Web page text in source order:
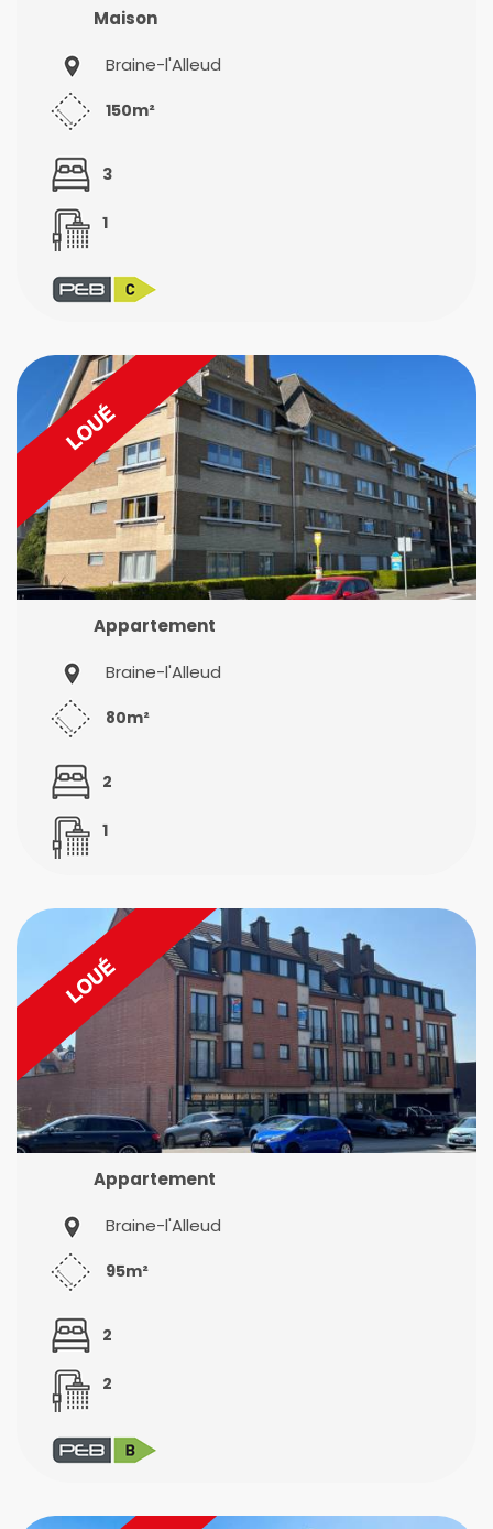
Maison
Braine-l'Alleud
150m²
3
1
Appartement
Braine-l'Alleud
80m²
2
1
Appartement
Braine-l'Alleud
95m²
2
2